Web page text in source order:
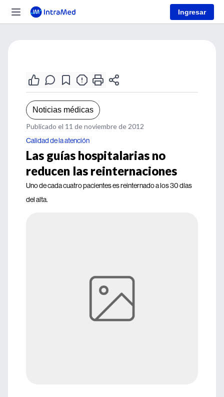
Ingresar
Noticias médicas
Publicado el 11 de noviembre de 2012
Calidad de la atención
Las guías hospitalarias no
reducen las reinternaciones
Uno de cada cuatro pacientes es reinternado a los 30 días
del alta.